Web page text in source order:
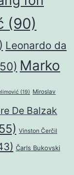
(90)
Leonardo da
Marko
(19) Miroslav
De Balzak
Vinston Čerčil
Čarls Bukovski